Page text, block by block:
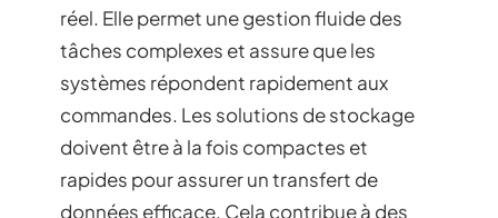
réel. Elle permet une gestion fluide des
tâches complexes et assure que les
systèmes répondent rapidement aux
commandes. Les solutions de stockage
doivent être à la fois compactes et
rapides pour assurer un transfert de
données efficace. Cela contribue à des